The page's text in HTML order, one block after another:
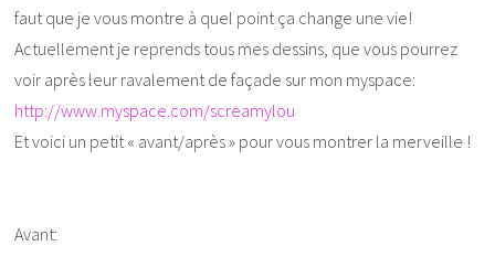
faut que je vous montre à quel point ça change une vie!
Actuellement je reprends tous mes dessins, que vous pourrez
voir après leur ravalement de façade sur mon myspace:
http://www.myspace.com/screamylou
Et voici un petit « avant/après » pour vous montrer la merveille !
Avant: